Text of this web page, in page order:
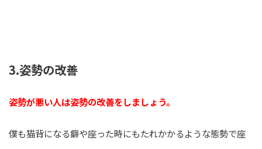
3.姿勢の改善
姿勢が悪い人は姿勢の改善をしましょう。
僕も猫背になる癖や座った時にもたれかかるような態勢で座